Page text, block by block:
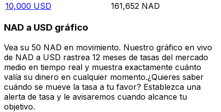
10,000 USD 161,652 NAD
NAD a USD gráfico
Vea su 50 NAD en movimiento. Nuestro gráfico en vivo
de NAD a USD rastrea 12 meses de tasas del mercado
medio en tiempo real y muestra exactamente cuánto
valía su dinero en cualquier momento.¿Quieres saber
cuándo se mueve la tasa a tu favor? Establezca una
alerta de tasa y le avisaremos cuando alcance tu
objetivo.